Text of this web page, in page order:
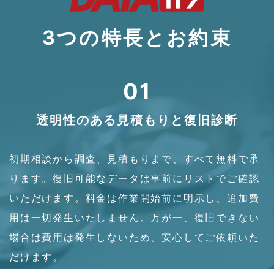
3つの特長とお約束
01
透明性のある見積もりと復旧診断
初期相談から調査、見積もりまで、すべて無料で承
ります。復旧可能なデータは事前にリストでご確認
いただけます。料金は作業開始前に明示し、追加費
用は一切発生いたしません。万が一、復旧できない
場合は費用は発生しないため、安心してご依頼いた
だけます。